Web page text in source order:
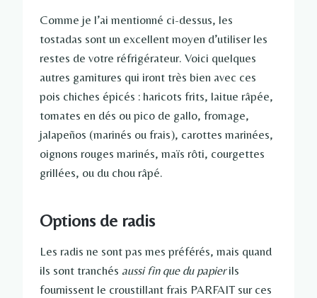
Comme je l’ai mentionné ci-dessus, les
tostadas sont un excellent moyen d’utiliser les
restes de votre réfrigérateur. Voici quelques
autres garnitures qui iront très bien avec ces
pois chiches épicés : haricots frits, laitue râpée,
tomates en dés ou pico de gallo, fromage,
jalapeños (marinés ou frais), carottes marinées,
oignons rouges marinés, maïs rôti, courgettes
grillées, ou du chou râpé.
Options de radis
Les radis ne sont pas mes préférés, mais quand
ils sont tranchés aussi fin que du papierils
fournissent le croustillant frais PARFAIT sur ces